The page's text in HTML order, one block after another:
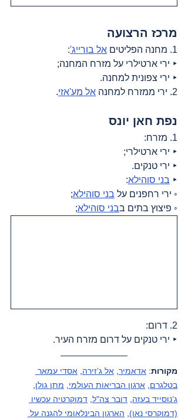
מרכז הרצועה
1. מחנה הפליטים אל בורייג':
‣ ירי ארטילרי על מזרח המחנה;
‣ ירי צפונית למחנה.
2. ירי ממזרח למחנה
אל מע'אזי.
נפת חאן יונס
1. מזרח:
‣ ירי ארטילרי;
‣ ירי טנקים.
‣ בני סוהילא:
◦ ירי רחפנים על בני סוהילא;
◦ פיצוץ בתים בבני סוהילא;
2. דרום:
‣ ירי טנקים על דרום מזרח העיר.
מקורות: אדאמיר, אל ג’זירה, אסדי עמאר
בטלגרם, ארגון הבריאות העולמי, מתן גולן,
ג’נוסייד בעזה, דובר צה"ל, דמוקרטיה עכשיו
(דמוקרסי נאו), הארגון הבינלאומי להגנה על